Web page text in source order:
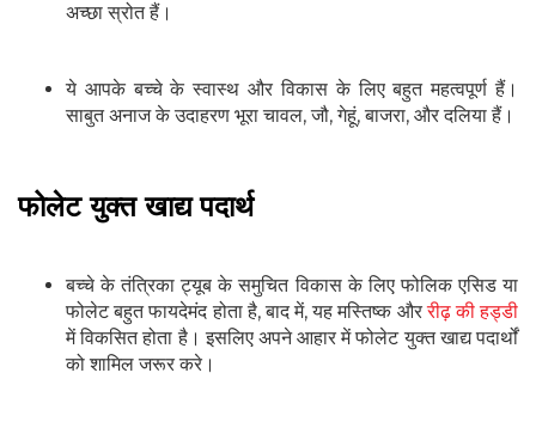
अच्छा स्रोत हैं।
ये आपके बच्चे के स्वास्थ और विकास के लिए बहुत महत्वपूर्ण हैं।
साबुत अनाज के उदाहरण भूरा चावल, जौ, गेहूं, बाजरा, और दलिया हैं।
फोलेट युक्त खाद्य पदार्थ
बच्चे के तंत्रिका ट्यूब के समुचित विकास के लिए फोलिक एसिड या
फोलेट बहुत फायदेमंद होता है, बाद में, यह मस्तिष्क औररीढ़ की हड्डी
में विकसित होता है। इसलिए अपने आहार में फोलेट युक्त खाद्य पदार्थों
को शामिल जरूर करे।